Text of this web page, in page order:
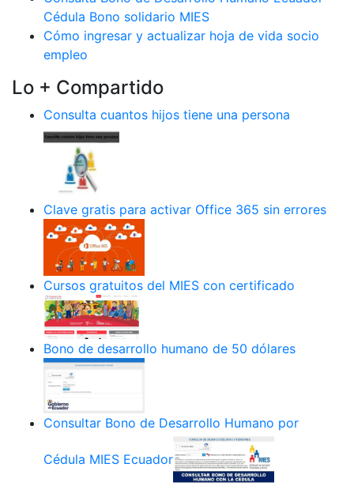
Cédula Bono solidario MIES
Cómo ingresar y actualizar hoja de vida socio
empleo
Lo + Compartido
Consulta cuantos hijos tiene una persona
Clave gratis para activar Office 365 sin errores
Cursos gratuitos del MIES con certificado
Bono de desarrollo humano de 50 dólares
Consultar Bono de Desarrollo Humano por
Cédula MIES Ecuador